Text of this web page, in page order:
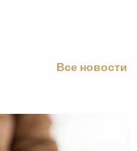
Все новости